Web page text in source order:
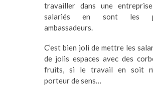
travailler dans une
salariés en sont les
ambassadeurs.
C’est bien joli de mettre les
de jolis espaces avec des
fruits, si le travail en soit
porteur de sens…